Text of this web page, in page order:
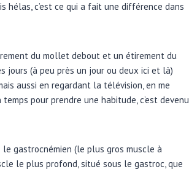
hélas, c’est ce qui a fait une différence dans
du mollet debout et un étirement du
jours (à peu près un jour ou deux ici et là)
aussi en regardant la télévision, en me
pour prendre une habitude, c’est devenu
gastrocnémien (le plus gros muscle à
le plus profond, situé sous le gastroc, que